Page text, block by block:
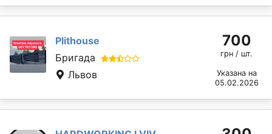
Plithouse
Бригада
Львов
700
грн / шт.
Указана на
05.02.2026